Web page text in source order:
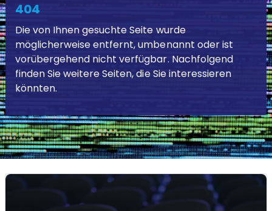
Suche nach Kapitel
Suche Zurücksetzen
404
Die von Ihnen gesuchte Seite wurde
möglicherweise entfernt, umbenannt oder ist
vorübergehend nicht verfügbar. Nachfolgend
finden Sie weitere Seiten, die Sie interessieren
könnten.